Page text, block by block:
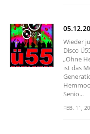
Wieder
Disco
„Ohne
ist das
Senio...
FEB. 11,